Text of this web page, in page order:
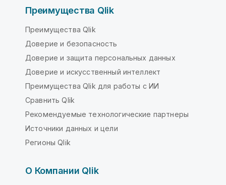
Преимущества Qlik
Преимущества Qlik
Доверие и безопасность
Доверие и защита персональных данных
Доверие и искусственный интеллект
Преимущества Qlik для работы с ИИ
Сравнить Qlik
Рекомендуемые технологические партнеры
Источники данных и цели
Регионы Qlik
О Компании Qlik